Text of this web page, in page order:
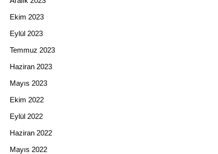
Ekim 2023
Eylül 2023
Temmuz 2023
Haziran 2023
Mayıs 2023
Ekim 2022
Eylül 2022
Haziran 2022
Mayıs 2022